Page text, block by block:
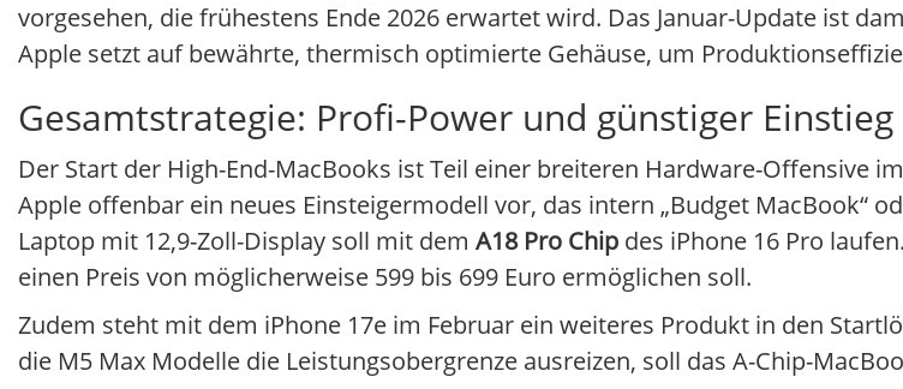
vorgesehen, die frühestens Ende 2026 erwartet wird. Das Januar-Update ist
Apple setzt auf bewährte, thermisch optimierte Gehäuse, um
Gesamtstrategie: Profi-Power und günstiger Einstieg
Der Start der High-End-MacBooks ist Teil einer breiteren Hardware-Offensive
Apple offenbar ein neues Einsteigermodell vor, das intern „Budget MacBook“
Laptop mit 12,9-Zoll-Display soll mit dem A18 Pro Chip des iPhone 16 Pro
einen Preis von möglicherweise 599 bis 699 Euro ermöglichen soll.
Zudem steht mit dem iPhone 17e im Februar ein weiteres Produkt in den
die M5 Max Modelle die Leistungsobergrenze ausreizen, soll das A-Chip-